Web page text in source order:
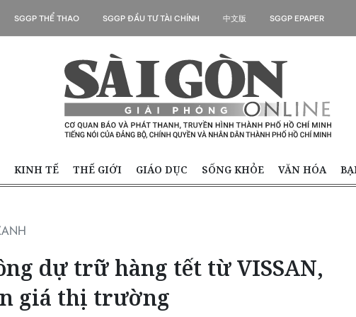
SGGP THỂ THAO SGGP ĐẦU TƯ TÀI CHÍNH 中文版 SGGP EPAPER
KINH TẾ THẾ GIỚI GIÁO DỤC SỐNG KHỎE VĂN HÓA
dự trữ hàng tết từ VISSAN,
giá thị trường